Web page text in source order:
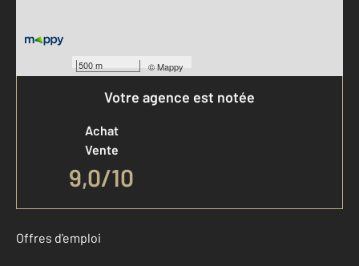
500 m ©Mappy
Votre agence est notée
Achat
Vente
9,0/10
Offres d'emploi